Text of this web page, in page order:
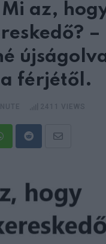
Mi az,
férjétől.
RedditShare